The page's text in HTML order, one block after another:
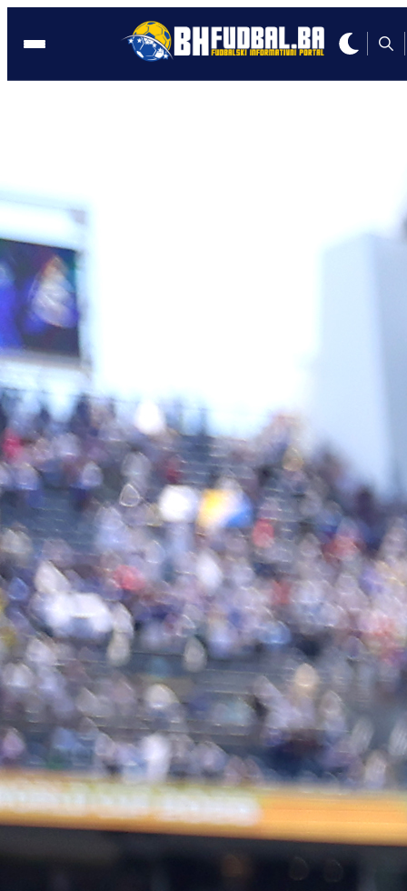
PRESS KONFERENCIJA
03:42, 25.03.2021
IVAYLO PETEV NA PRESS-u: Žao mi je
što nismo iskoristili zicere!
Autor:
BHFudbal.ba 2
03:42, 25.03.2021